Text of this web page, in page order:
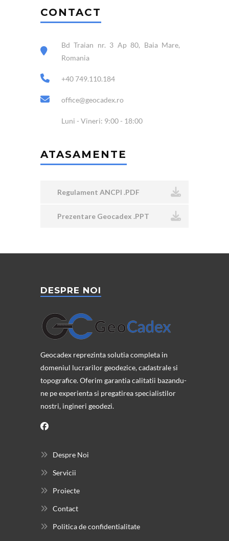
CONTACT
Bd Traian nr. 3 Ap 80, Baia Mare,
Romania
+40 749.110.184
office@geocadex.ro
Luni - Vineri: 9:00 - 18:00
ATASAMENTE
Regulament ANCPI .PDF
Prezentare Geocadex .PPT
DESPRE NOI
Geocadex reprezinta solutia completa in
domeniul lucrarilor geodezice, cadastrale si
topografice. Oferim garantia calitatii bazandu-
ne pe experienta si pregatirea specialistilor
nostri, ingineri geodezi.
Despre Noi
Servicii
Proiecte
Contact
Politica de confidentialitate